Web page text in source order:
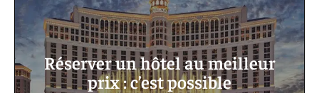
Réserver un hôtel au meilleur
prix : c’est possible